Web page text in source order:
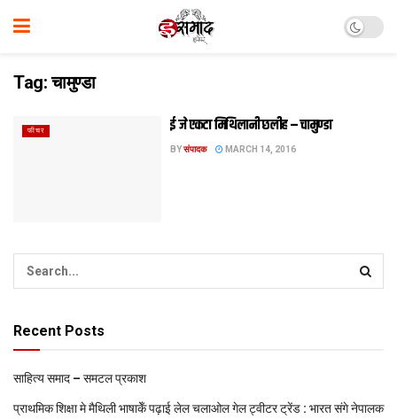
Tag:चामुण्डा
फीचर ई जे एकटा मिथि‍लानी छलीह – चामुण्डा
BYसंपादक MARCH 14, 2016
Recent Posts
साहित्य समाद – समटल प्रकाश
प्राथमिक शि‍क्षा मे मैथि‍ली भाषाकेँ पढ़ाई लेल चलाओल गेल ट्वीटर ट्रेंड : भारत संगे नेपालक